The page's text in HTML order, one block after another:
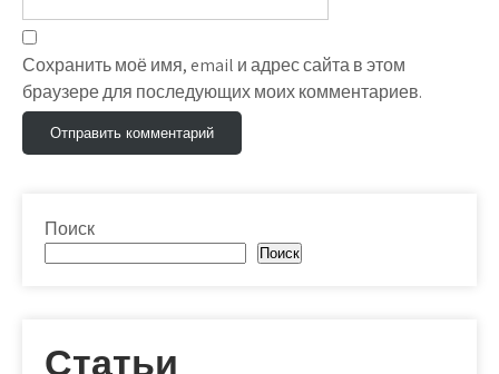
Сохранить моё имя, email и адрес сайта в этом
браузере для последующих моих комментариев.
Поиск
Поиск
Статьи